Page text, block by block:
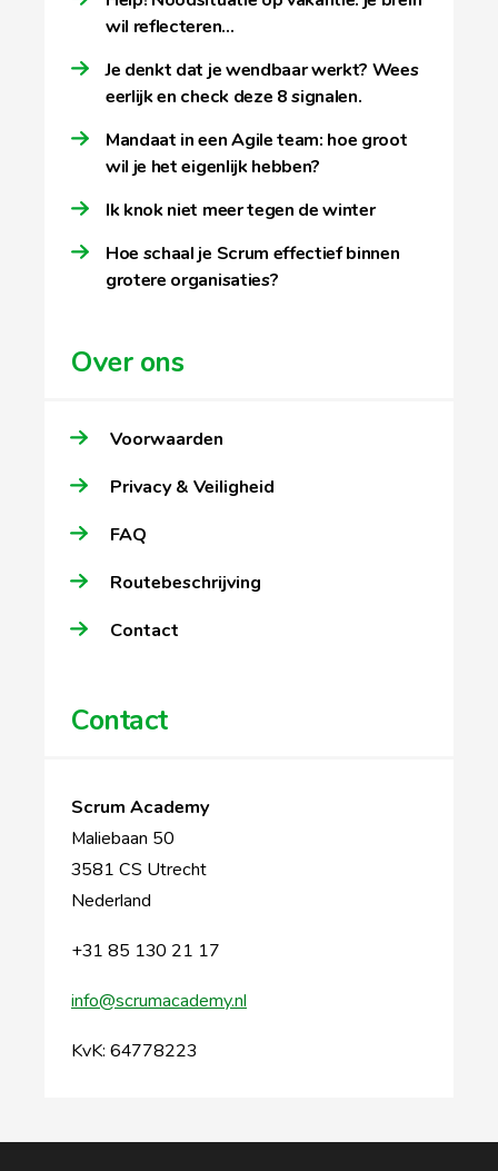
wil reflecteren…
Je denkt dat je wendbaar werkt? Wees
eerlijk en check deze 8 signalen.
Mandaat in een Agile team: hoe groot
wil je het eigenlijk hebben?
Ik knok niet meer tegen de winter
Hoe schaal je Scrum effectief binnen
grotere organisaties?
Over ons
Voorwaarden
Privacy & Veiligheid
FAQ
Routebeschrijving
Contact
Contact
Scrum Academy
Maliebaan 50
3581 CS Utrecht
Nederland
+31 85 130 21 17
info@scrumacademy.nl
KvK: 64778223